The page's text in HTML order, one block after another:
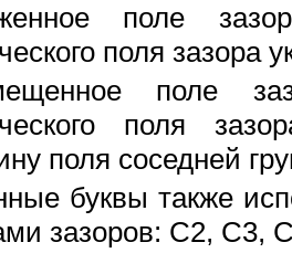
поле
поля зазора
поле
поля
поля соседней
буквы также
зазоров: С2,